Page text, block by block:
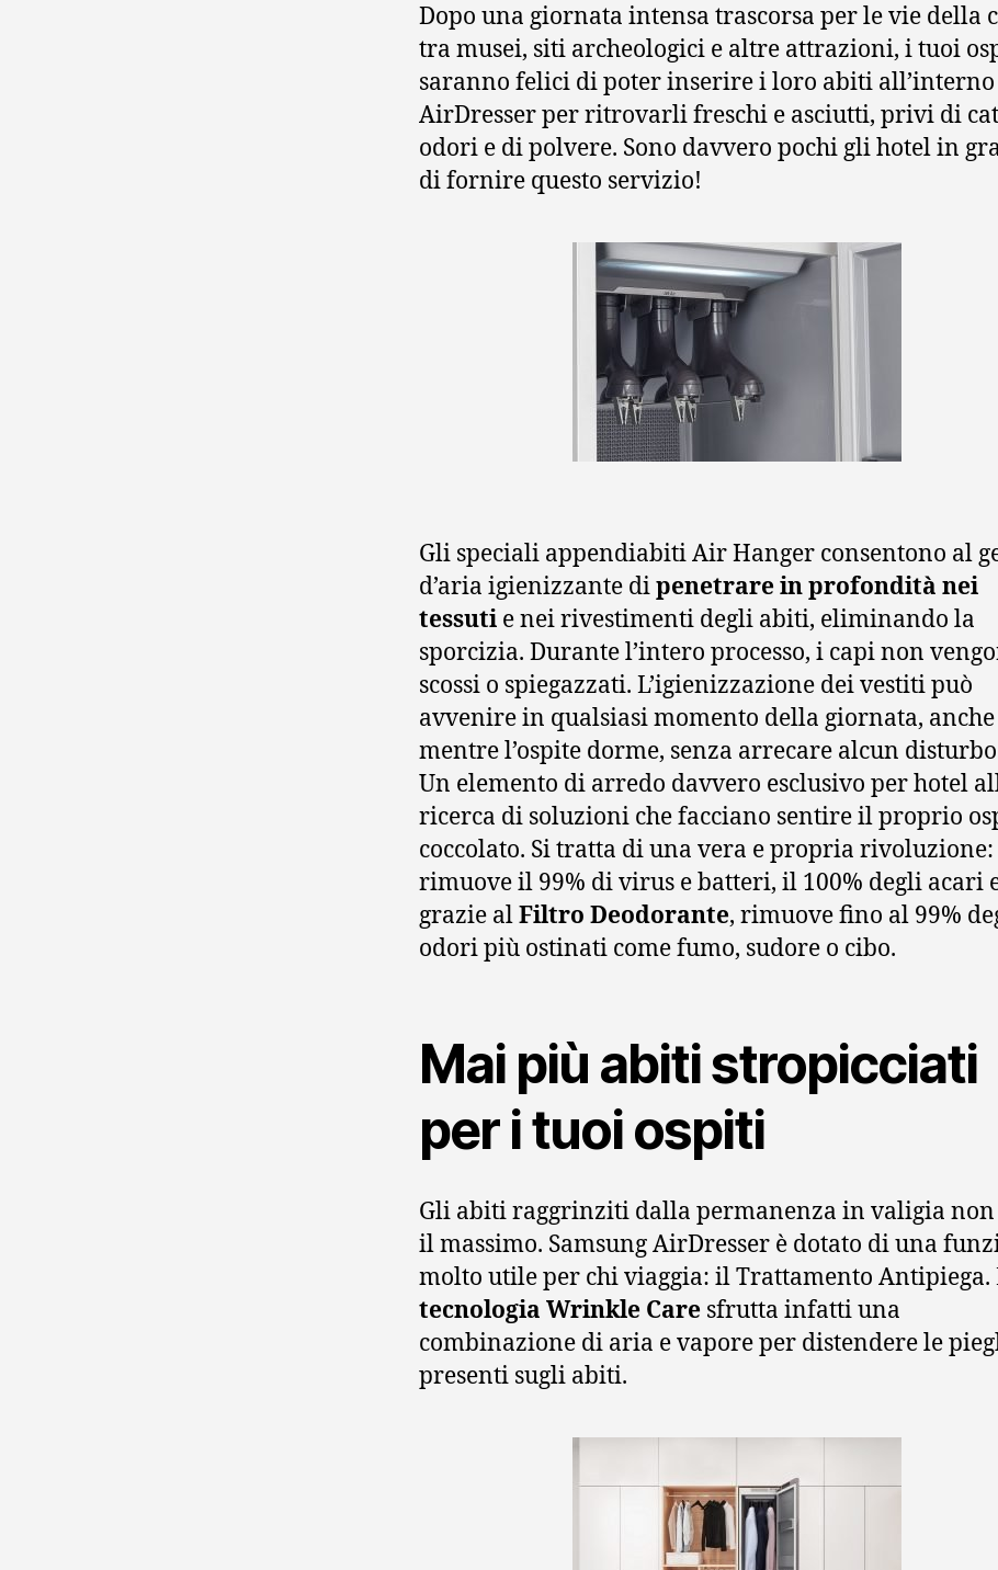
Dopo una giornata intensa trascorsa per le vie della
tra musei, siti archeologici e altre attrazioni, i tuoi
saranno felici di poter inserire i loro abiti
AirDresser per ritrovarli freschi e asciutti, privi di
odori e di polvere. Sono davvero pochi gli hotel in
di fornire questo servizio!
Gli speciali appendiabiti Air Hanger consentono al
d’aria igienizzante dipenetrare in profondità nei
tessuti e nei rivestimenti degli abiti, eliminando la
sporcizia. Durante l’intero processo, i capi non
scossi o spiegazzati. L’igienizzazione dei vestiti può
avvenire in qualsiasi momento della giornata, anche
mentre l’ospite dorme, senza arrecare alcun
Un elemento di arredo davvero esclusivo per hotel
ricerca di soluzioni che facciano sentire il proprio
coccolato. Si tratta di una vera e propria rivoluzione:
rimuove il 99% di virus e batteri, il 100% degli acari
grazie alFiltro Deodorante, rimuove fino al 99%
odori più ostinati come fumo, sudore o cibo.
Mai più abiti stropicciati
per i tuoi ospiti
Gli abiti raggrinziti dalla permanenza in valigia non
il massimo. Samsung AirDresser è dotato di una
molto utile per chi viaggia: il Trattamento Antipiega.
tecnologia Wrinkle Care sfrutta infatti una
combinazione di aria e vapore per distendere le
presenti sugli abiti.